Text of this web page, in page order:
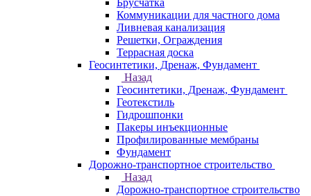
Брусчатка
Коммуникации для частного дома
Ливневая канализация
Решетки, Ограждения
Террасная доска
Геосинтетики, Дренаж, Фундамент
Назад
Геосинтетики, Дренаж, Фундамент
Геотекстиль
Гидрошпонки
Пакеры инъекционные
Профилированные мембраны
Фундамент
Дорожно-транспортное строительство
Назад
Дорожно-транспортное строительство